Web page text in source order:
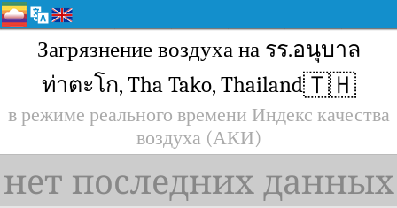
Загрязнение воздуха на รร.อนุบาล
ท่าตะโก, Tha Tako, Thailand🇹🇭
в режиме реального времени Индекс качества
воздуха (АКИ)
нет последних данных